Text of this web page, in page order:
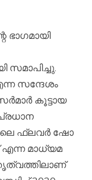
ഭാഗമായി
സമാപിച്ചു.
സന്ദേശം
കൂട്ടായ
ഫ്ലവർ ഷോ
എന്ന മാധ്യമ